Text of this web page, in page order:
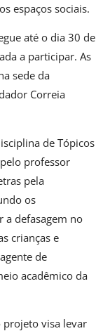
espaços sociais.
até o dia 30 de
a participar. As
sede da
Correia
de Tópicos
professor
pela
os
a defasagem no
crianças e
de
acadêmico da
visa levar